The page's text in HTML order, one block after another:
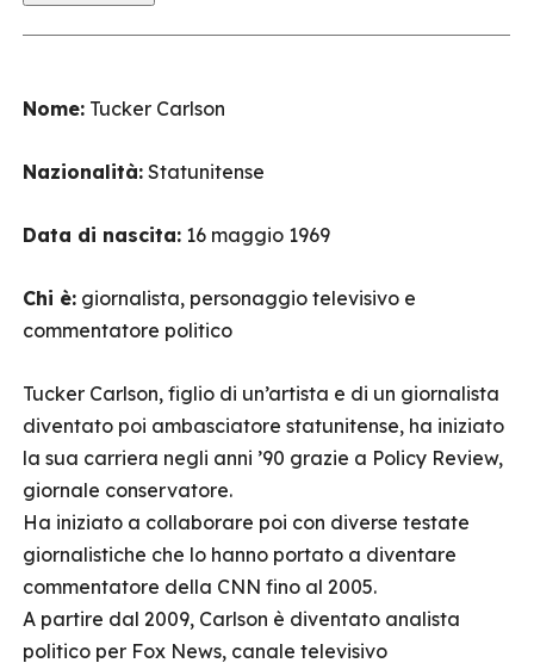
Nome: Tucker Carlson
Nazionalità: Statunitense
Data di nascita: 16 maggio 1969
Chi è: giornalista, personaggio televisivo e
commentatore politico
Tucker Carlson, figlio di un’artista e di un giornalista
diventato poi ambasciatore statunitense, ha iniziato
la sua carriera negli anni ’90 grazie a Policy Review,
giornale conservatore.
Ha iniziato a collaborare poi con diverse testate
giornalistiche che lo hanno portato a diventare
commentatore della CNN fino al 2005.
A partire dal 2009, Carlson è diventato analista
politico per Fox News, canale televisivo